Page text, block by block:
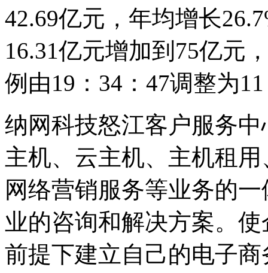
42.69亿元，年均增长
16.31亿元增加到75亿元
例由19：34：47调整为
纳网科技怒江客户服务
主机、云主机、主机租
网络营销服务等业务的
业的咨询和解决方案。
前提下建立自己的电子